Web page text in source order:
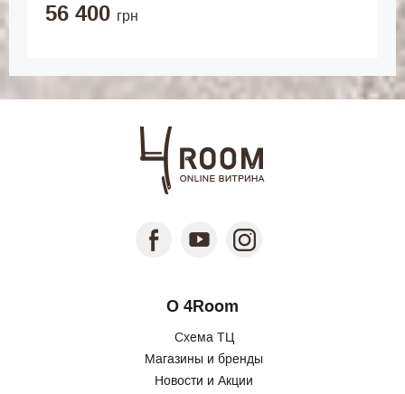
56 400 грн
О 4Room
Схема ТЦ
Магазины и бренды
Новости и Акции